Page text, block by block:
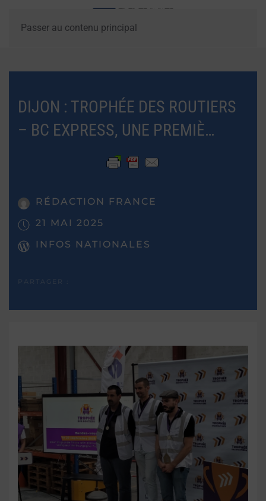
Passer au contenu principal
DIJON : TROPHÉE DES ROUTIERS
– BC EXPRESS, UNE PREMIÈ…
RÉDACTION FRANCE
21 MAI 2025
INFOS NATIONALES